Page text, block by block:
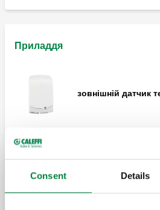
Consent Details
Приладдя
зовнішній датчик